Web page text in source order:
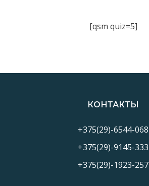
[qsm quiz=5]
КОНТАКТЫ
+375(29)-6544-068
+375(29)-9145-333
+375(29)-1923-257